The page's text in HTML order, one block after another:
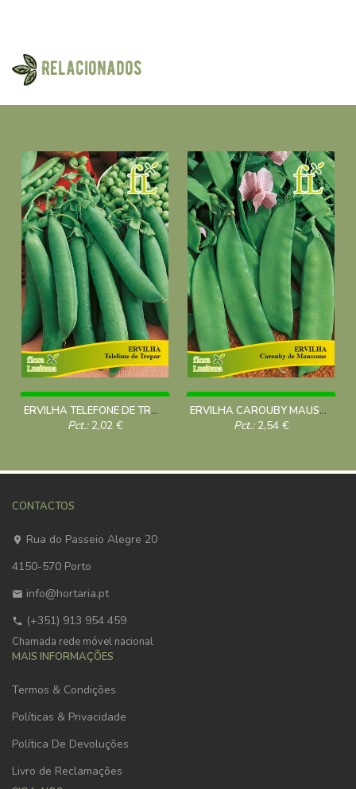
Relacionados
ERVILHA TELEFONE DE TREPAR 100 Grs
Pct.: 2,02 €
ERVILHA CAROUBY MAUSSANE 100 Grs
Pct.: 2,54 €
CONTACTOS
Rua do Passeio Alegre 20
4150-570 Porto
info@hortaria.pt
(+351) 913 954 459
Chamada rede móvel nacional
MAIS INFORMAÇÕES
Termos & Condições
Políticas & Privacidade
Política De Devoluções
Livro de Reclamações